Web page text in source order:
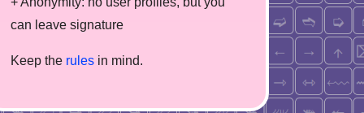
can leave signature
Keep the rules in mind.